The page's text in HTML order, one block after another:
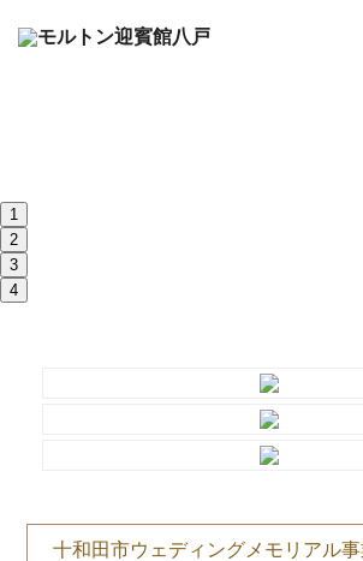
1
2
3
4
十和田市ウェディングメモリアル